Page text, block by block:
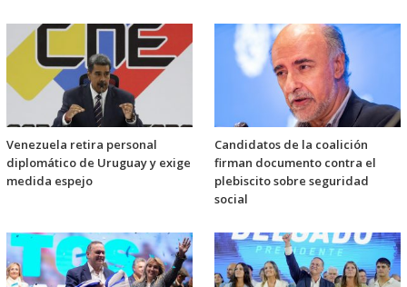
Venezuela retira personal
diplomático de Uruguay y exige
medida espejo
Candidatos de la coalición
firman documento contra el
plebiscito sobre seguridad
social